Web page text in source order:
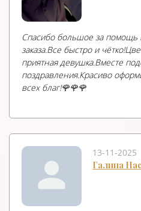
Спасибо большое за
заказа.Все быстро и
приятная девушка.Вместе
поздравления.Красиво
всех благ!🌹🌹🌹
13-11-2025
Галина